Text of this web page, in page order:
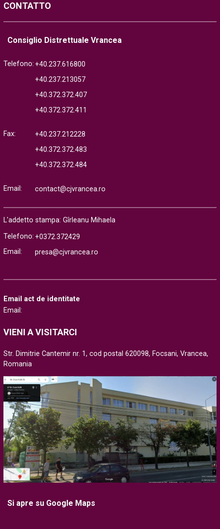
CONTATTO
Consiglio Distrettuale Vrancea
Telefono: +40.237.616800
+40.237.213057
+40.372.372.407
+40.372.372.411
Fax:
+40.237.212228
+40.372.372.483
+40.372.372.484
Email: contact@cjvrancea.ro
L'addetto stampa: Gîrleanu Mihaela
Telefono: +0372.372429
Email:
presa@cjvrancea.ro
Email act de identitate
Email:
VIENI A VISITARCI
Str. Dimitrie Cantemir nr. 1, cod postal 620098, Focsani, Vrancea,
Romania
Si apre su Google Maps